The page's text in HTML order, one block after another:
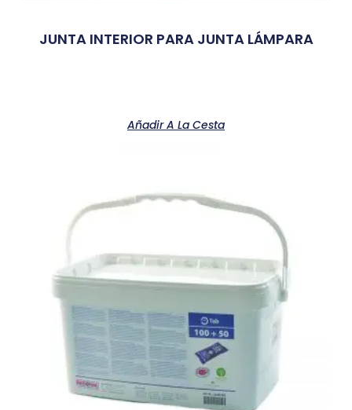
JUNTA INTERIOR PARA JUNTA LÁMPARA
Añadir A La Cesta